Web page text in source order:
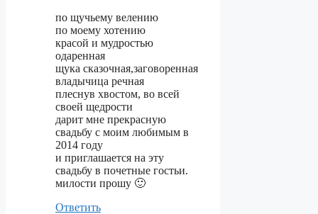
по щучьему велению
по моему хотению
красой и мудростью
одаренная
щука сказочная,заговоренная
владычица речная
плеснув хвостом, во всей
своей щедрости
дарит мне прекрасную
свадьбу с моим любимым в
2014 году
и приглашается на эту
свадьбу в почетные гостьи.
милости прошу 🙂
Ответить